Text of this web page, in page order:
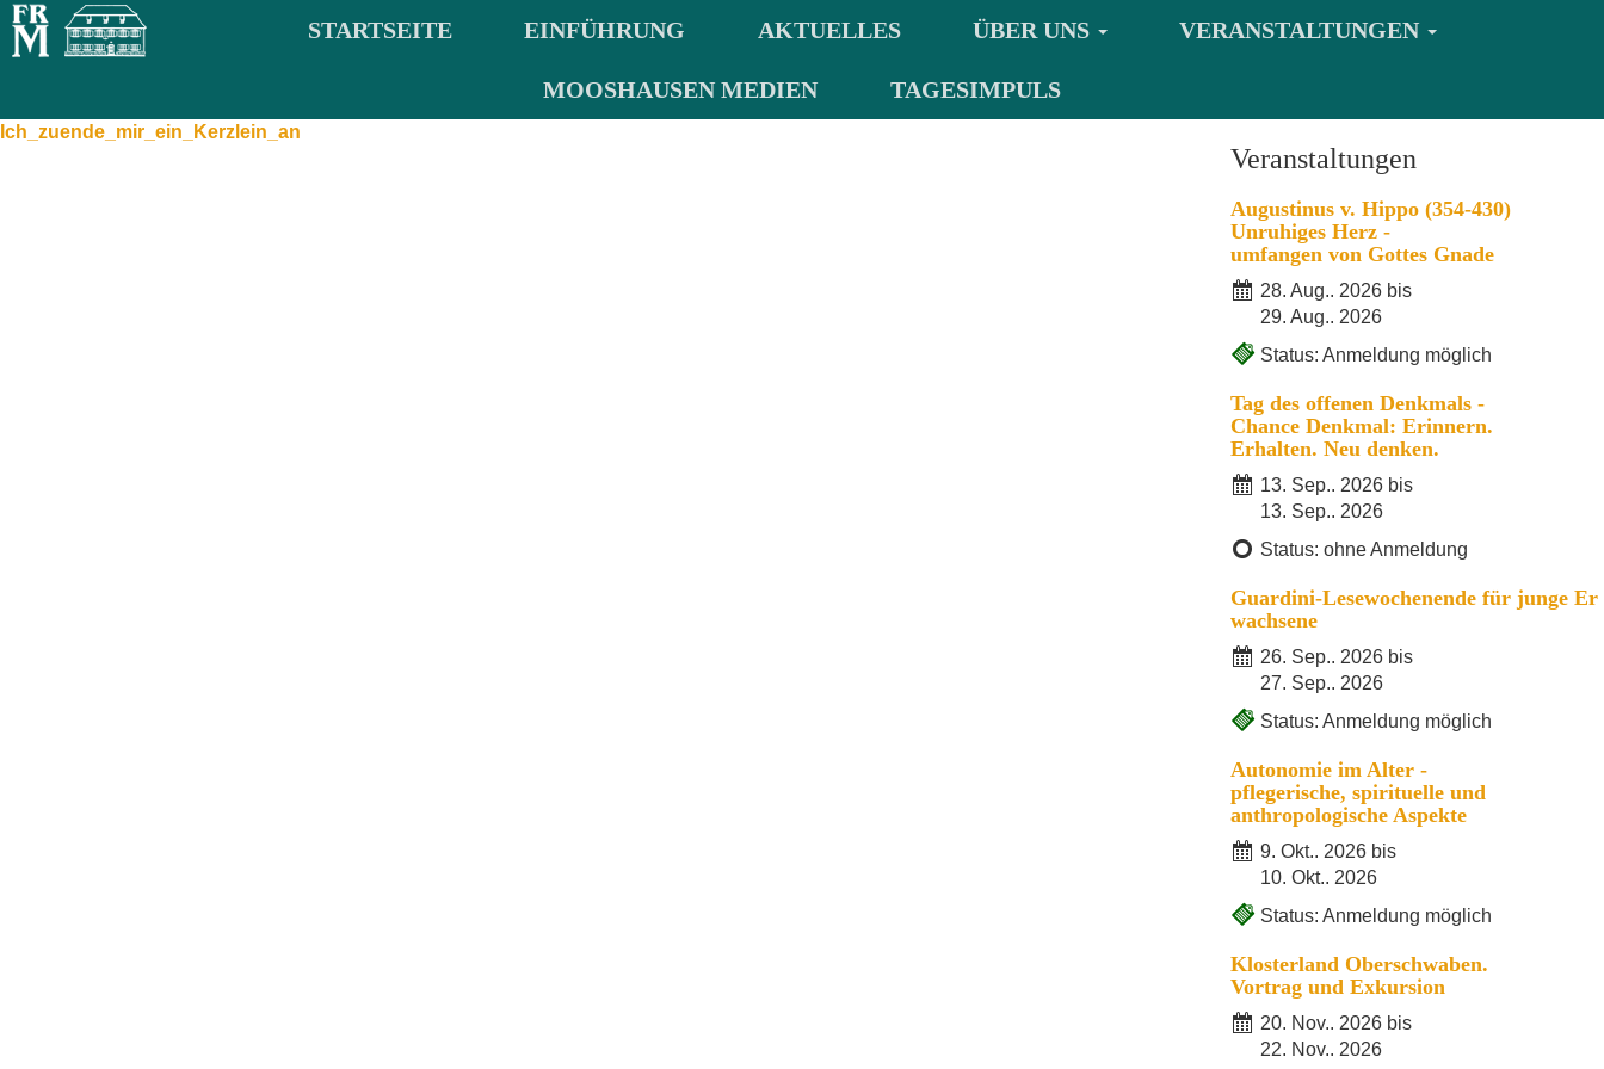
STARTSEITE EINFÜHRUNG AKTUELLES ÜBER UNS VERANSTALTUNGEN
MOOSHAUSEN MEDIEN TAGESIMPULS
Ich_zuende_mir_ein_Kerzlein_an
Veranstaltungen
Augustinus v. Hippo (354-430)
Unruhiges Herz -
umfangen von Gottes Gnade
28. Aug.. 2026 bis
29. Aug.. 2026
Status: Anmeldung möglich
Tag des offenen Denkmals -
Chance Denkmal: Erinnern.
Erhalten. Neu denken.
13. Sep.. 2026 bis
13. Sep.. 2026
Status: ohne Anmeldung
Guardini-Lesewochenende für junge Er
wachsene
26. Sep.. 2026 bis
27. Sep.. 2026
Status: Anmeldung möglich
Autonomie im Alter -
pflegerische, spirituelle und
anthropologische Aspekte
9. Okt.. 2026 bis
10. Okt.. 2026
Status: Anmeldung möglich
Klosterland Oberschwaben.
Vortrag und Exkursion
20. Nov.. 2026 bis
22. Nov.. 2026